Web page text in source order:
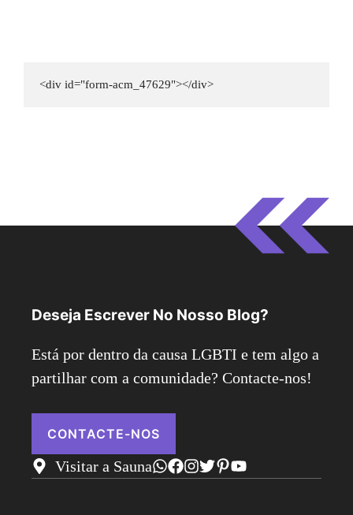
<div id="form-acm_47629"></div>
Deseja Escrever No Nosso Blog?
Está por dentro da causa LGBTI e tem algo a
partilhar com a comunidade? Contacte-nos!
CONTACTE-NOS
Visitar a Sauna